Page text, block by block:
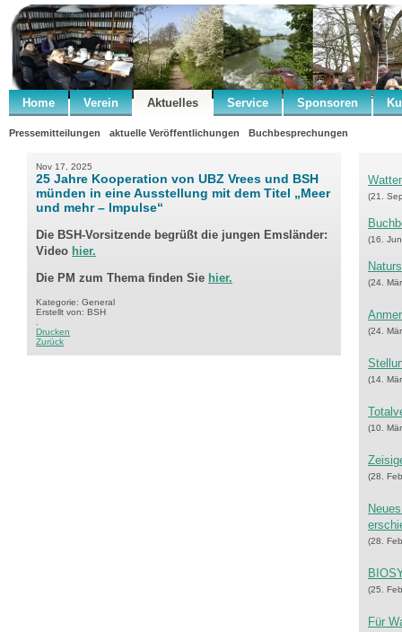
Home Verein Aktuelles Service Sponsoren
Pressemitteilungen aktuelle Veröffentlichungen Buchbesprechungen
Nov 17, 2025
25 Jahre Kooperation von UBZ Vrees und BSH
münden in eine Ausstellung mit dem Titel „Meer
und mehr – Impulse“
Die BSH-Vorsitzende begrüßt die jungen Emsländer:
Video hier.
Die PM zum Thema finden Sie hier.
Kategorie: General
Erstellt von: BSH
Drucken
Zurück
(21.
(16.
(24.
(24.
(14.
(10.
(28.
(28.
(25.
Für